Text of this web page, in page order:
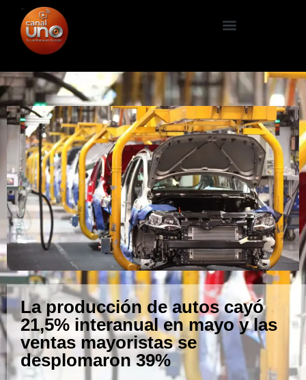
La producción de autos cayó
21,5% interanual en mayo y las
ventas mayoristas se
desplomaron 39%